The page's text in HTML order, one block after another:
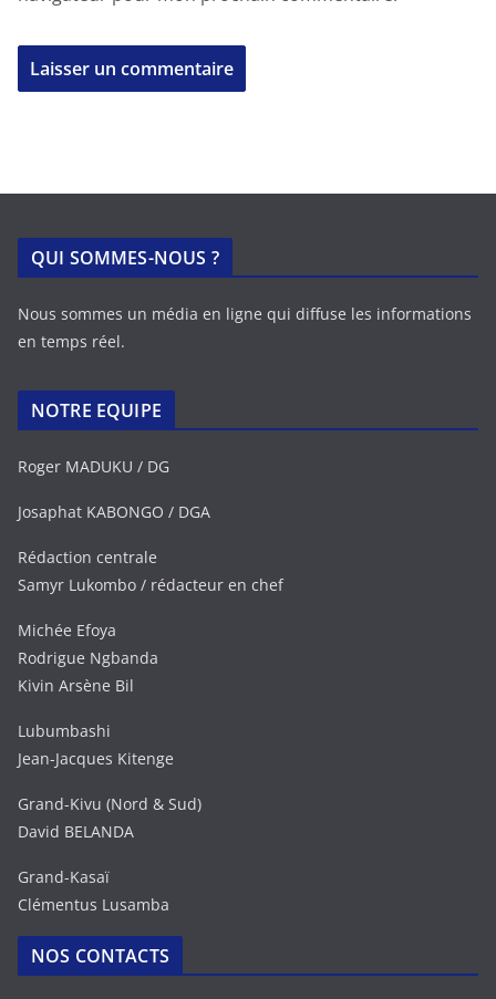
QUI SOMMES-NOUS ?
Nous sommes un média en ligne qui diffuse les informations
en temps réel.
NOTRE EQUIPE
Roger MADUKU / DG
Josaphat KABONGO / DGA
Rédaction centrale
Samyr Lukombo / rédacteur en chef
Michée Efoya
Rodrigue Ngbanda
Kivin Arsène Bil
Lubumbashi
Jean-Jacques Kitenge
Grand-Kivu (Nord & Sud)
David BELANDA
Grand-Kasaï
Clémentus Lusamba
NOS CONTACTS